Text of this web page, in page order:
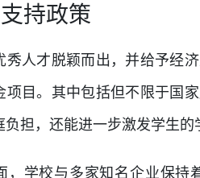
持政策
秀人才脱颖而出，并给予经
项目。其中包括但不限于国
负担，还能进一步激发学生的
，学校与多家知名企业保持